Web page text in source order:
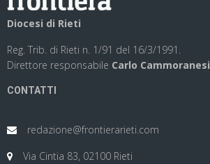
Diocesi di Rieti
Reg. Trib. di Rieti n. 1/91 del 16/3/1991.
Direttore responsabile Carlo Cammoranesi
CONTATTI
redazione@frontierarieti.com
Via Cintia 83, 02100 Rieti